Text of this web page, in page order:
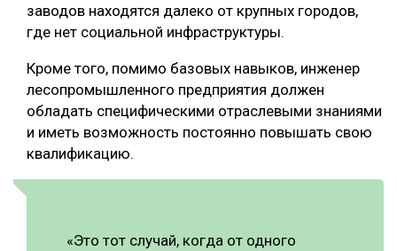
заводов находятся далеко от крупных городов,
где нет социальной инфраструктуры.
Кроме того, помимо базовых навыков, инженер
лесопромышленного предприятия должен
обладать специфическими отраслевыми знаниями
и иметь возможность постоянно повышать свою
квалификацию.
«Это тот случай, когда от одного